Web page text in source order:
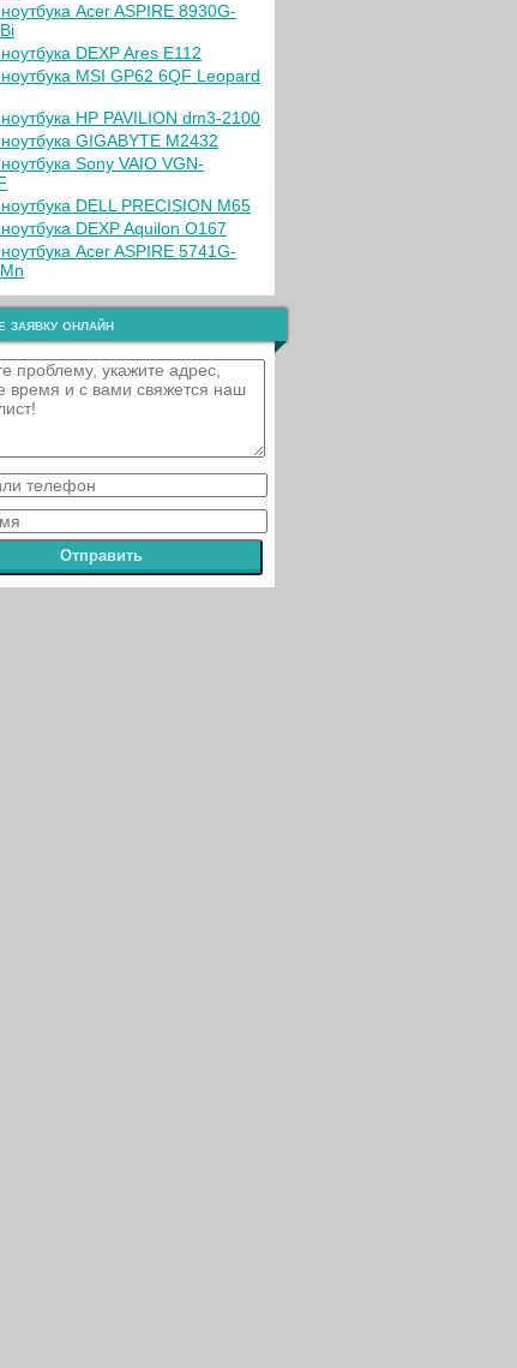
Acer ASPIRE 8930G-
DEXP Ares E112
MSI GP62 6QF Leopard
HP PAVILION dm3-2100
GIGABYTE M2432
Sony VAIO VGN-
DELL PRECISION M65
DEXP Aquilon O167
Acer ASPIRE 5741G-
заявку онлайн
Отправить